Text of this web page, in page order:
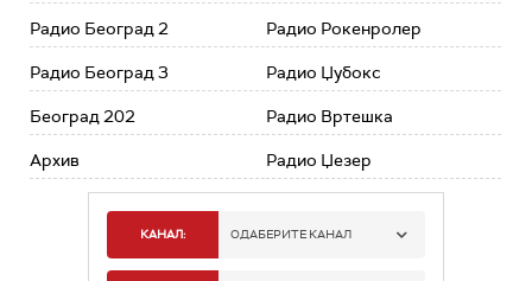
Радио Београд 2
Радио Београд 3
Београд 202
Архив
Радио Рокенролер
Радио Џубокс
Радио Вртешка
Радио Џезер
КАНАЛ: ОДАБЕРИТЕ КАНАЛ